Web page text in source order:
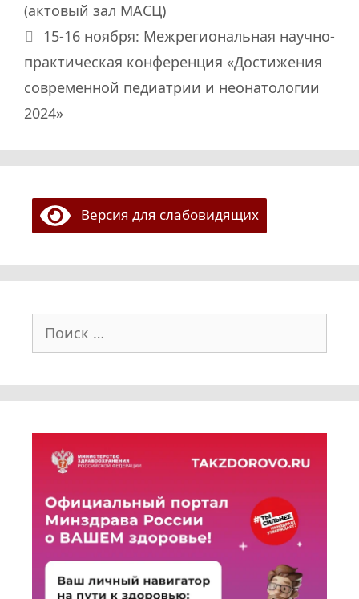
(актовый зал МАСЦ)
15-16 ноября: Межрегиональная научно-
практическая конференция «Достижения
современной педиатрии и неонатологии
2024»
Версия для слабовидящих